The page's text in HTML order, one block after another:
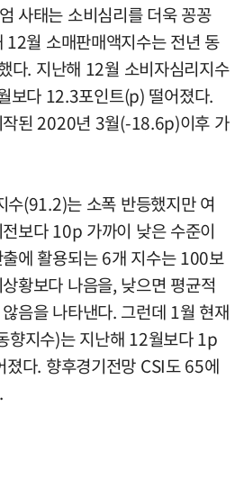
사태는 소비심리를 더욱 꽁꽁
12월 소매판매액지수는 전년 동
다. 지난해 12월 소비자심리지수
보다 12.3포인트(p) 떨어졌다.
된 2020년 3월(-18.6p)이후 가
수(91.2)는 소폭 반등했지만 여
보다 10p 가까이 낮은 수준이
에 활용되는 6개 지수는 100보
황보다 나음을, 낮으면 평균적
음을 나타낸다. 그런데 1월 현재
향지수)는 지난해 12월보다 1p
다. 향후경기전망 CSI도 65에